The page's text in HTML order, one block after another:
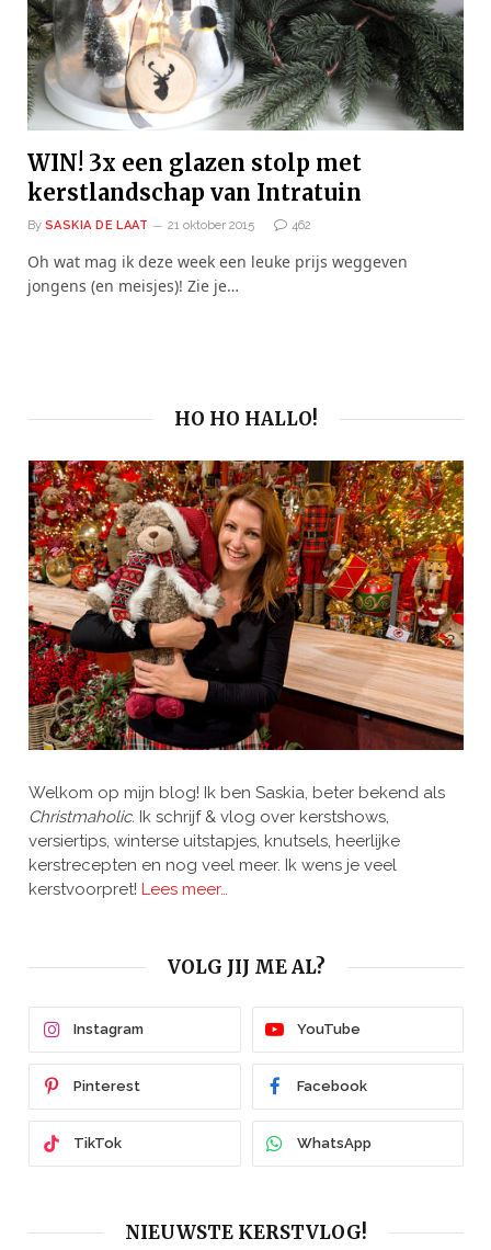
WIN! 3x een glazen stolp met
kerstlandschap van Intratuin
By SASKIA DE LAAT 21 oktober 2015 462
Oh wat mag ik deze week een leuke prijs weggeven
jongens (en meisjes)! Zie je…
HO HO HALLO!
Welkom op mijn blog! Ik ben Saskia, beter bekend als
Christmaholic. Ik schrijf & vlog over kerstshows,
versiertips, winterse uitstapjes, knutsels, heerlijke
kerstrecepten en nog veel meer. Ik wens je veel
kerstvoorpret! Lees meer…
VOLG JIJ ME AL?
Instagram YouTube
Pinterest Facebook
TikTok WhatsApp
NIEUWSTE KERSTVLOG!